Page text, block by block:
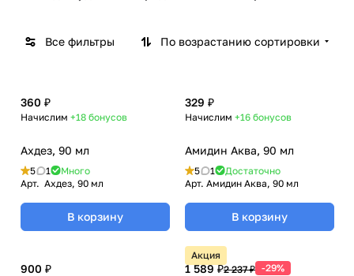
Все фильтры По возрастанию сортировки
360 ₽
Начислим +18 бонусов
Ахдез, 90 мл
5 1
Много
Арт. Ахдез, 90 мл
В корзину
329 ₽
Начислим +16 бонусов
Амидин Аква, 90 мл
5 1
Достаточно
Арт. Амидин Аква, 90 мл
В корзину
900 ₽
Акция
1 589 ₽2 237 ₽ -29%